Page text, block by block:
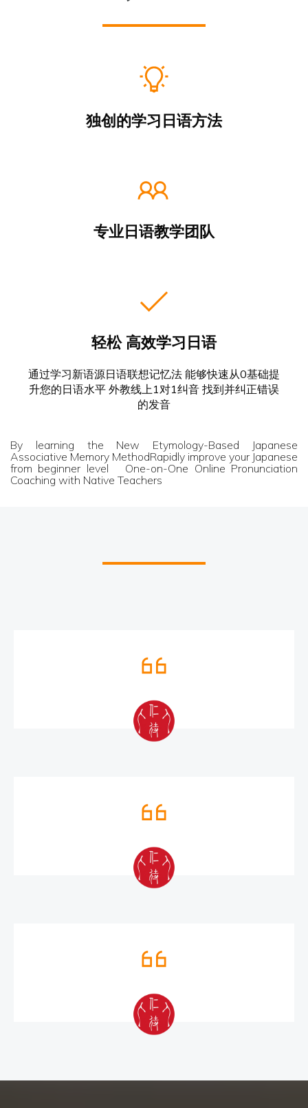
独创的学习日语方法
专业日语教学团队
轻松 高效学习日语
通过学习新语源日语联想记忆法 能够快速从0基础提
升您的日语水平 外教线上1对1纠音 找到并纠正错误
的发音
By learning the New Etymology-Based Japanese
Associative Memory MethodRapidly improve your Japanese
from beginner level One-on-One Online Pronunciation
Coaching with Native Teachers